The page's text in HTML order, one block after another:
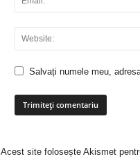
Salvați numele meu,
Acest site folosește Akismet